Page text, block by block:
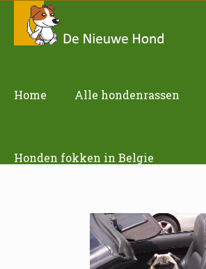
Home Alle hondenrassen
Honden fokken in Belgie